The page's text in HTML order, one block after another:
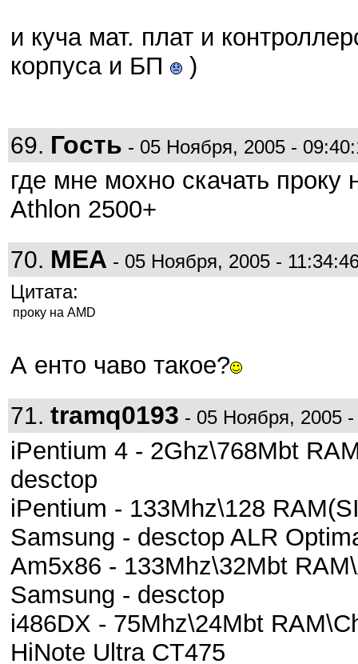
и куча мат. плат и
корпуса и БП
)
69. Гость - 05 Ноября, 2005 -
где мне мохно скачать проку
Athlon 2500+
70. MEA - 05 Ноября, 2005 -
Цитата:
проку на AMD
А енто чаво такое?
71. tramq0193 - 05 Ноября, 2005
iPentium 4 - 2Ghz\768Mbt
desctop
iPentium - 133Mhz\128
Samsung - desctop ALR
Am5x86 - 133Mhz\32Mbt
Samsung - desctop
i486DX - 75Mhz\24Mbt
HiNote Ultra CT475